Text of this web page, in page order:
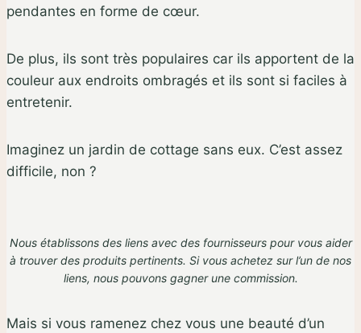
pendantes en forme de cœur.
De plus, ils sont très populaires car ils apportent de la
couleur aux endroits ombragés et ils sont si faciles à
entretenir.
Imaginez un jardin de cottage sans eux. C’est assez
difficile, non ?
Nous établissons des liens avec des fournisseurs pour vous aider
à trouver des produits pertinents. Si vous achetez sur l’un de nos
liens, nous pouvons gagner une commission.
Mais si vous ramenez chez vous une beauté d’un